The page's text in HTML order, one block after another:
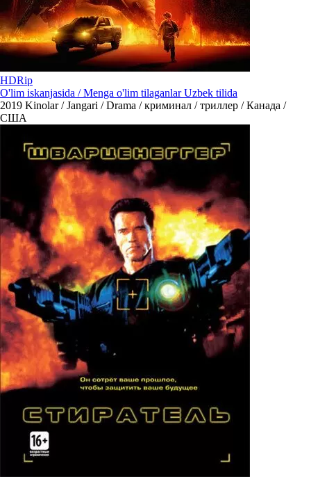
HDRip
O'lim iskanjasida / Menga o'lim tilaganlar Uzbek tilida
2019 Kinolar / Jangari / Drama / криминал / триллер / Канада /
США